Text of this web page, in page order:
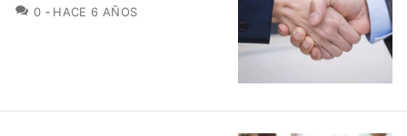
0 COMENTARIOS
HACE 6 AÑOS